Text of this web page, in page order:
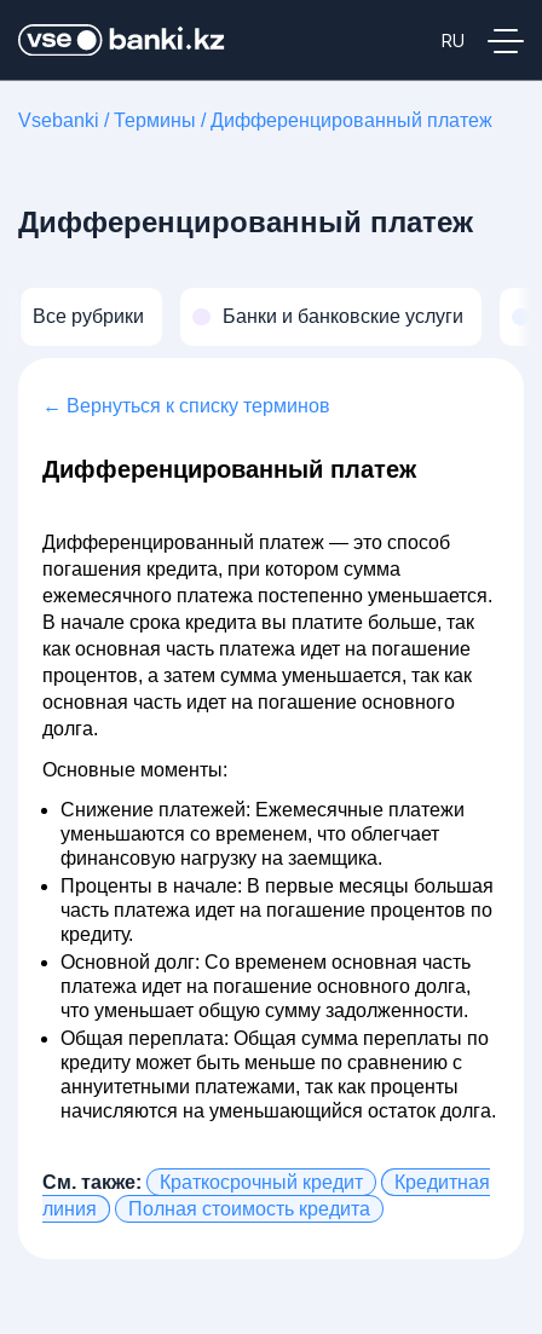
Vsebanki /Термины /Дифференцированный платеж
Дифференцированный платеж
Все рубрики Банки и банковские услуги
← Вернуться к списку терминов
Дифференцированный платеж
Дифференцированный платеж — это способ
погашения кредита, при котором сумма
ежемесячного платежа постепенно уменьшается.
В начале срока кредита вы платите больше, так
как основная часть платежа идет на погашение
процентов, а затем сумма уменьшается, так как
основная часть идет на погашение основного
долга.
Основные моменты:
Снижение платежей: Ежемесячные платежи
уменьшаются со временем, что облегчает
финансовую нагрузку на заемщика.
Проценты в начале: В первые месяцы большая
часть платежа идет на погашение процентов по
кредиту.
Основной долг: Со временем основная часть
платежа идет на погашение основного долга,
что уменьшает общую сумму задолженности.
Общая переплата: Общая сумма переплаты по
кредиту может быть меньше по сравнению с
аннуитетными платежами, так как проценты
начисляются на уменьшающийся остаток долга.
См. также: Краткосрочный кредит
Кредитная
линия
Полная стоимость кредита